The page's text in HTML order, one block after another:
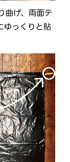
曲げ、両面テ
ゆっくりと貼